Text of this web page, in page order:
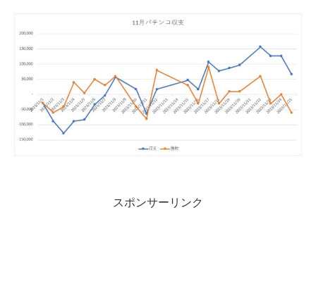
スポンサーリンク